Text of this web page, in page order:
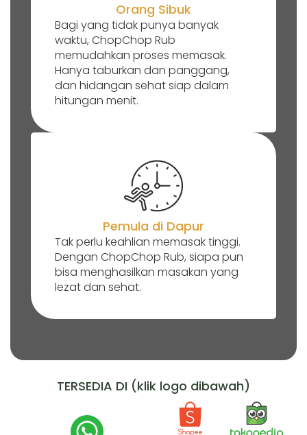
Orang Sibuk
Bagi yang tidak punya banyak
waktu, ChopChop Rub
memudahkan proses memasak.
Hanya taburkan dan panggang,
dan hidangan sehat siap dalam
hitungan menit.
Pemula di Dapur
Tak perlu keahlian memasak tinggi.
Dengan ChopChop Rub, siapa pun
bisa menghasilkan masakan yang
lezat dan sehat.
TERSEDIA DI (klik logo dibawah)